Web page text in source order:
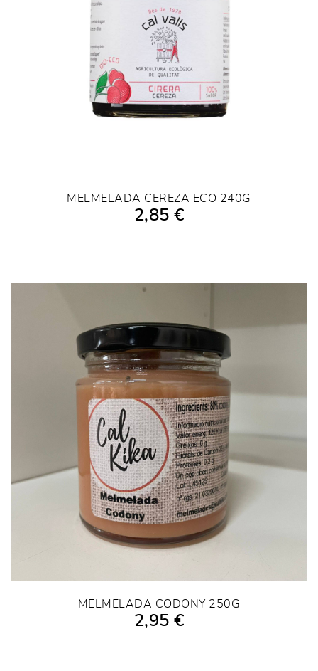
MELMELADA CEREZA ECO 240G
2,85 €
AÑADIR A LA COMPRA
MELMELADA CODONY 250G
2,95 €